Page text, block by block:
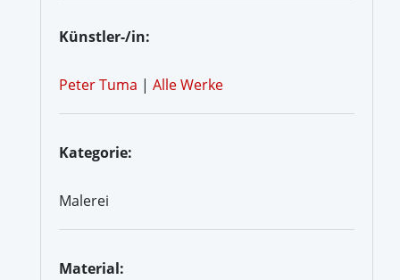
Künstler-/in:
Peter Tuma | Alle Werke
Kategorie:
Malerei
Material: